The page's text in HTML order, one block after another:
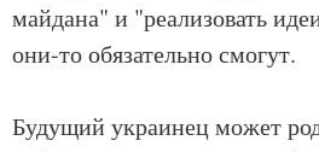
майдана" и "реализовать
они-то обязательно смогут.
Будущий украинец может